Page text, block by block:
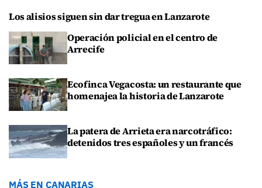
Los alisios siguen sin dar tregua en Lanzarote
Operación policial en el centro de
Arrecife
Ecofinca Vegacosta: un restaurante que
homenajea la historia de Lanzarote
La patera de Arrieta era narcotráfico:
detenidos tres españoles y un francés
MÁS EN CANARIAS